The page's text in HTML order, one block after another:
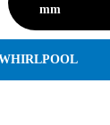
mm